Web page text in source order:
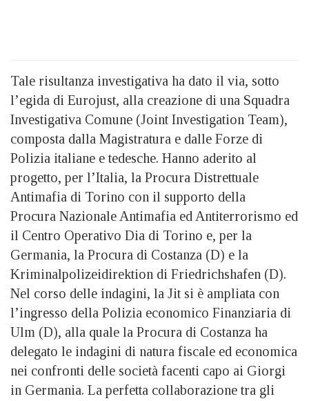
Tale risultanza investigativa ha dato il via, sotto
l’egida di Eurojust, alla creazione di una Squadra
Investigativa Comune (Joint Investigation Team),
composta dalla Magistratura e dalle Forze di
Polizia italiane e tedesche. Hanno aderito al
progetto, per l’Italia, la Procura Distrettuale
Antimafia di Torino con il supporto della
Procura Nazionale Antimafia ed Antiterrorismo ed
il Centro Operativo Dia di Torino e, per la
Germania, la Procura di Costanza (D) e la
Kriminalpolizeidirektion di Friedrichshafen (D).
Nel corso delle indagini, la Jit si è ampliata con
l’ingresso della Polizia economico Finanziaria di
Ulm (D), alla quale la Procura di Costanza ha
delegato le indagini di natura fiscale ed economica
nei confronti delle società facenti capo ai Giorgi
in Germania. La perfetta collaborazione tra gli